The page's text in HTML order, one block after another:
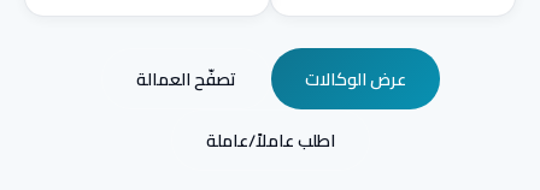
عرض الوكالات
تصفّح العمالة
اطلب عاملاً/عاملة